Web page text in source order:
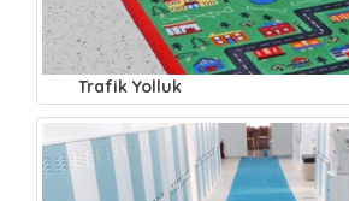
Trafik Yolluk